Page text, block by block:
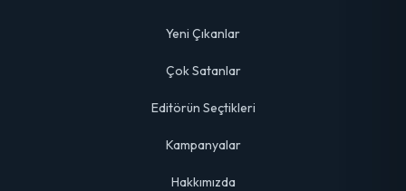
Yeni Çıkanlar
Çok Satanlar
Editörün Seçtikleri
Kampanyalar
Hakkımızda